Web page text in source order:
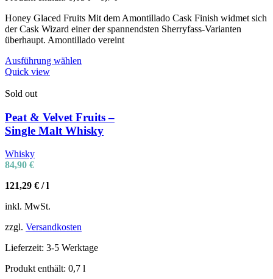
Honey Glaced Fruits Mit dem Amontillado Cask Finish widmet sich
der Cask Wizard einer der spannendsten Sherryfass-Varianten
überhaupt. Amontillado vereint
Ausführung wählen
Quick view
Sold out
Peat & Velvet Fruits –
Single Malt Whisky
Whisky
84,90 €
121,29 € /l
inkl. MwSt.
zzgl. Versandkosten
Lieferzeit: 3-5 Werktage
Produkt enthält: 0,7 l